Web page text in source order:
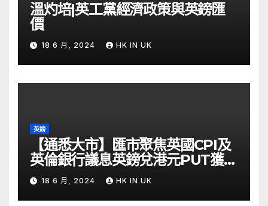
溫灼培|英工黨經濟政策與英鎊匯
價
18 6 月, 2024 HK IN UK
英鎊
【通悉大市】匯市聚焦英國CPI及
英倫銀行議息英鎊兌港元PUT獲資
金留意 – Now 財經
18 6 月, 2024 HK IN UK